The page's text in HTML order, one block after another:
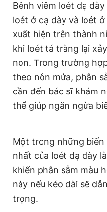
chép dưới mọi hình thức nếu
bản. Phát triển bởi ePi
Bệnh viêm loét dạ
loét ở dạ dày và loét
xuất hiện trên thành
khi loét tá tràng lại
non. Trong trường
theo nôn mửa, phân
cần đến bác sĩ khám
thể giúp ngăn ngừa
Một trong những
nhất của loét dạ dày
khiến phân sẫm màu
này nếu kéo dài sẽ
trọng.